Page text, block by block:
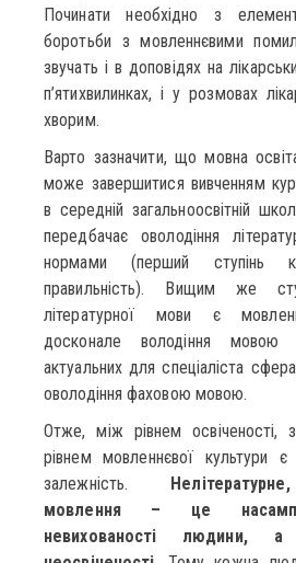
Починати необхідно з
боротьби з мовленнєвими
звучать і в доповідях на
п’ятихвилинках, і у розмовах
хворим.
Варто зазначити, що мовна
може завершитися вивченням
в середній загальноосвітній
передбачає оволодіння
нормами (перший ступінь
правильність). Вищим же
літературної мови є
досконале володіння мовою
актуальних для спеціаліста
оволодіння фаховою мовою.
Отже, між рівнем освіченості,
рівнем мовленнєвої культури є
залежність.
мовлення – це
невихованості людини,